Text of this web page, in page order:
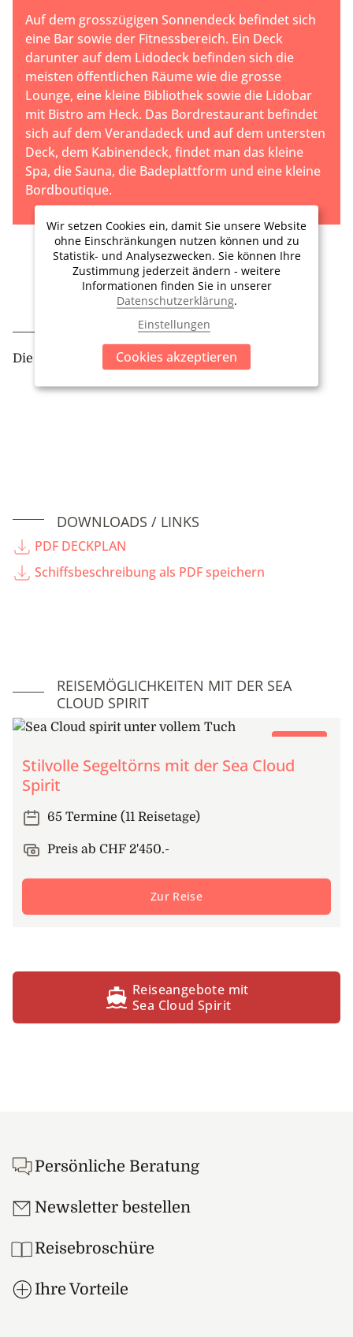
Reiseangebote mit
Sea Cloud Spirit
Auf dem grosszügigen Sonnendeck befindet sich
eine Bar sowie der Fitnessbereich. Ein Deck
darunter auf dem Lidodeck befinden sich die
meisten öffentlichen Räume wie die grosse
Lounge, eine kleine Bibliothek sowie die Lidobar
mit Bistro am Heck. Das Bordrestaurant befindet
sich auf dem Verandadeck und auf dem untersten
Deck, dem Kabinendeck, findet man das kleine
Spa, die Sauna, die Badeplattform und eine kleine
Bordboutique.
BEMERKUNGEN
Die Bordsprache ist Deutsch
DOWNLOADS / LINKS
PDF DECKPLAN
Schiffsbeschreibung als PDF speichern
REISEMÖGLICHKEITEN MIT DER SEA
CLOUD SPIRIT
Segeltörn
Stilvolle Segeltörns mit der Sea Cloud
Spirit
65 Termine (11 Reisetage)
Preis ab CHF 2'450.-
Zur Reise
Persönliche Beratung
Newsletter bestellen
Reisebroschüre
Ihre Vorteile
Wir setzen Cookies ein, damit Sie unsere Website
ohne Einschränkungen nutzen können und zu
Statistik- und Analysezwecken. Sie können Ihre
Zustimmung jederzeit ändern - weitere
Informationen finden Sie in unserer
Datenschutzerklärung.
Einstellungen
Cookies akzeptieren